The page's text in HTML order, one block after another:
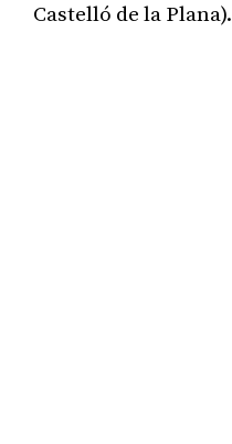
Castelló de la Plana).